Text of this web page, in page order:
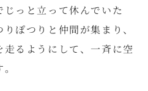
っと立って休んでいた
ぽつりと仲間が集まり、
るようにして、一斉に空